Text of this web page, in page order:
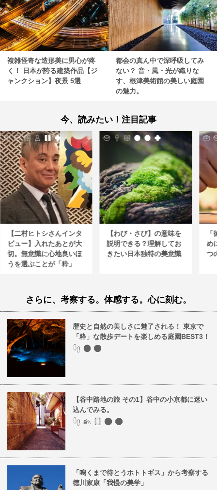
複雑怪奇な造形美に男心が疼
く！ 日本が誇る建築作品【ジ
ャンクション】夜景 5選
都会の真ん中で深呼吸してみ
ない？ 音・風・光が織りな
す、根津美術館の美しい庭園
の魅力。
今、読みたい！注目記事
【二村ヒトシさんインタ
ビュー】入れたあとが大
切。無意識に心地良いほ
うを選ぶことが「粋」
【わび・さび】の意味を
説明できる？理解してお
きたい日本独特の美意識
め
つ
さらに、考察する。体感する。心に刻む。
歴史と自然の美しさに魅了される！ 東京で
「粋」な散歩デートを楽しめる庭園BEST3！
【谷中路地の旅 その1】谷中の小京都に迷い
込んでみる。
「鳴くまで待とうホトトギス」から考察する
徳川家康「我慢の美学」